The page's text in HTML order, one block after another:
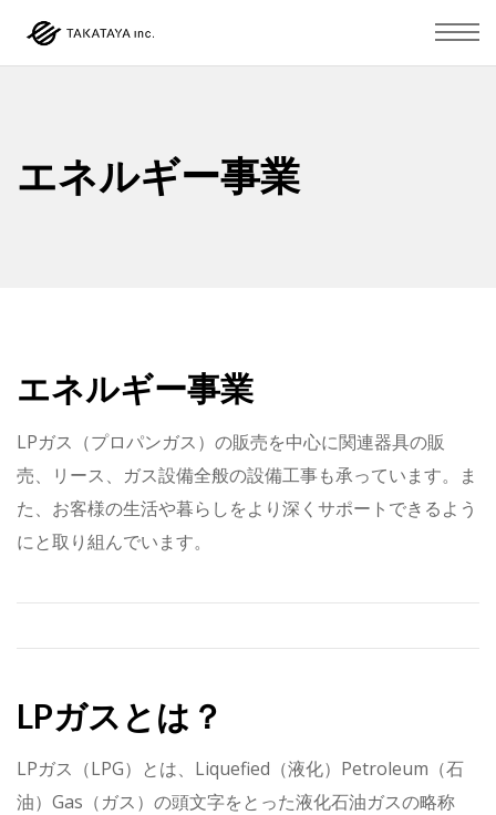
エネルギー事業
エネルギー事業
LPガス（プロパンガス）の販売を中心に関連器具の販
売、リース、ガス設備全般の設備工事も承っています。ま
た、お客様の生活や暮らしをより深くサポートできるよう
にと取り組んでいます。
LPガスとは？
LPガス（LPG）とは、Liquefied（液化）Petroleum（石
油）Gas（ガス）の頭文字をとった液化石油ガスの略称